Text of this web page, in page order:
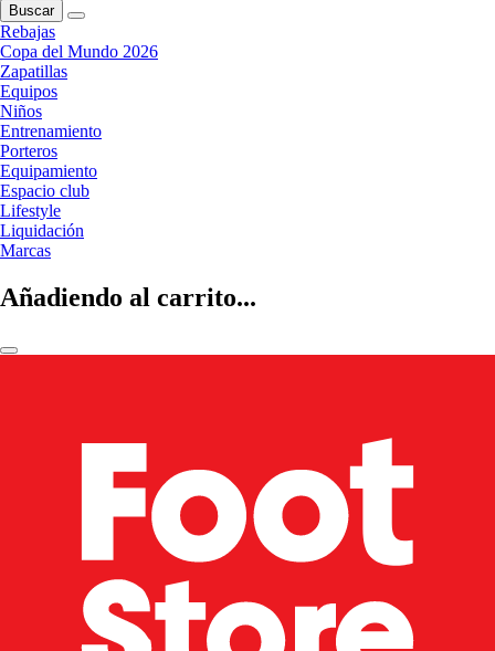
Buscar
Rebajas
Copa del Mundo 2026
Zapatillas
Equipos
Niños
Entrenamiento
Porteros
Equipamiento
Espacio club
Lifestyle
Liquidación
Marcas
Añadiendo al carrito...